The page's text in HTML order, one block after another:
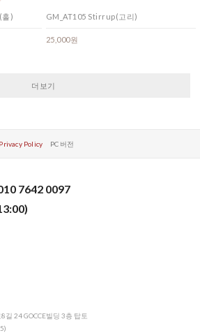
) GM_AT105 Stirrup(고리)
25,000원
더보기
Privacy Policy PC 버전
7642 0097
길 24 GOCCE빌딩 3층 탑토